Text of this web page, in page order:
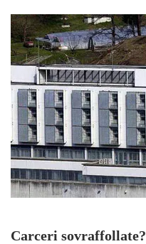
Carceri sovraffollate?